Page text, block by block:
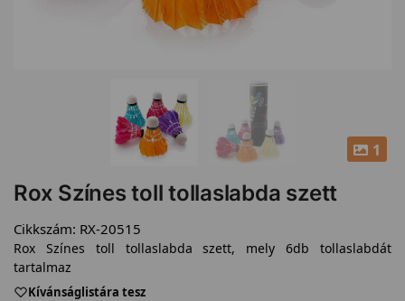
1
Rox Színes toll tollaslabda szett
Cikkszám: RX-20515
Rox Színes toll tollaslabda szett, mely 6db tollaslabdát
tartalmaz
Kívánságlistára tesz